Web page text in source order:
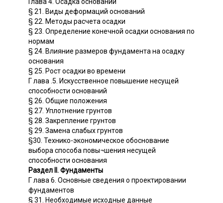
§ 21. Виды деформаций оснований
§ 22. Методы расчета осадки
§ 23. Определение конечной осадки основания по
нормам
§ 24. Влияние размеров фундамента на осадку
основания
§ 25. Рост осадки во времени
Г лава .5. Искусственное повышение несущей
способности оснований
§ 26. Общие положения
§ 27. Уплотнение грунтов
§ 28. Закрепление грунтов
§ 29. Замена слабых грунтов
§30. Технико-экономическое обоснование
выбора способа повы¬шения несущей
способности основания
Раздел II. Фундаменты
Г лава 6. Основные сведения о проектировании
фундаментов
§ 31. Необходимые исходные данные